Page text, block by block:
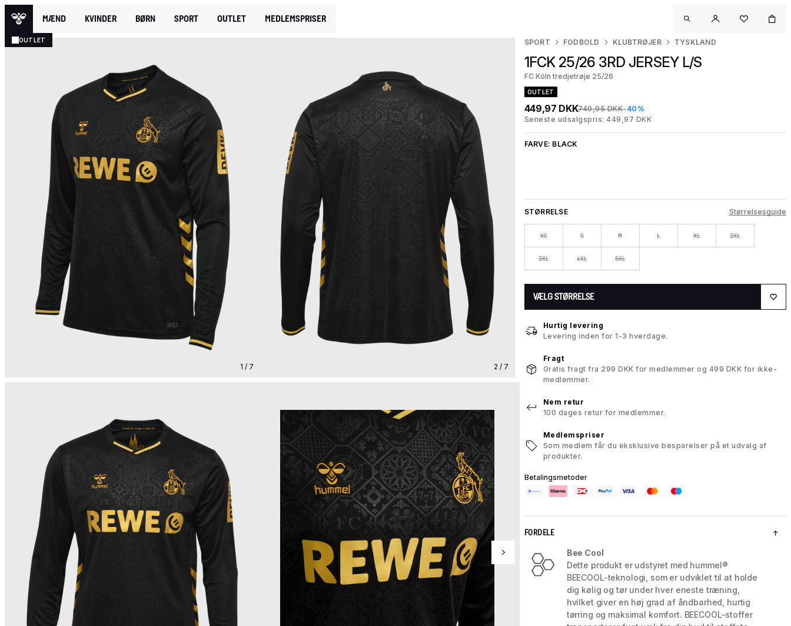
MÆND KVINDER BØRN SPORT OUTLET MEDLEMSPRISER
OUTLET
1 / 7 2 / 7
SPORT FODBOLD KLUBTRØJER TYSKLAND
1FCK 25/26 3RD JERSEY L/S
FC Köln tredjetrøje 25/26
OUTLET
449,97 DKK749,95 DKK-40%
Seneste udsalgspris: 449,97 DKK
FARVE: BLACK
STØRRELSE Størrelsesguide
XS S M L XL 2XL
3XL 4XL 5XL
VÆLG STØRRELSE
Hurtig levering
Levering inden for 1-3 hverdage.
Fragt
Gratis fragt fra 299 DKK for medlemmer og 499 DKK for ikke-
medlemmer.
Nem retur
100 dages retur for medlemmer.
Medlemspriser
Som medlem får du eksklusive besparelser på et udvalg af
produkter.
Betalingsmetoder
FORDELE
Bee Cool
Dette produkt er udstyret med hummel®
BEECOOL-teknologi, som er udviklet til at holde
dig kølig og tør under hver eneste træning,
hvilket giver en høj grad af åndbarhed, hurtig
tørring og maksimal komfort. BEECOOL-stoffer